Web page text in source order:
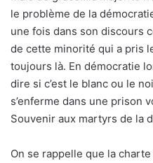
le problème de la
une fois dans son discours
de cette minorité qui a pris
toujours là. En démocratie
dire si c’est le blanc ou le
s’enferme dans une prison
Souvenir aux martyrs de la
On se rappelle que la